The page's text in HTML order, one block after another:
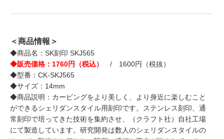
＜商品情報＞
◆商品名：SK刻印 SKJ565
◆販売価格：1760円（税込）
/ 1600円（税抜）
◆型番：CK-SKJ565
◆サイズ：14mm
◆商品説明：カービングをより美しく、より身近に楽しむこと
ができるシェリダンスタイル用刻印です。ステンレス刻印、通
常刻印で培ってきた技術を集約させ、（クラフト社）自社工場
にて製造しています。研究開発は数人のシェリダンスタイルの